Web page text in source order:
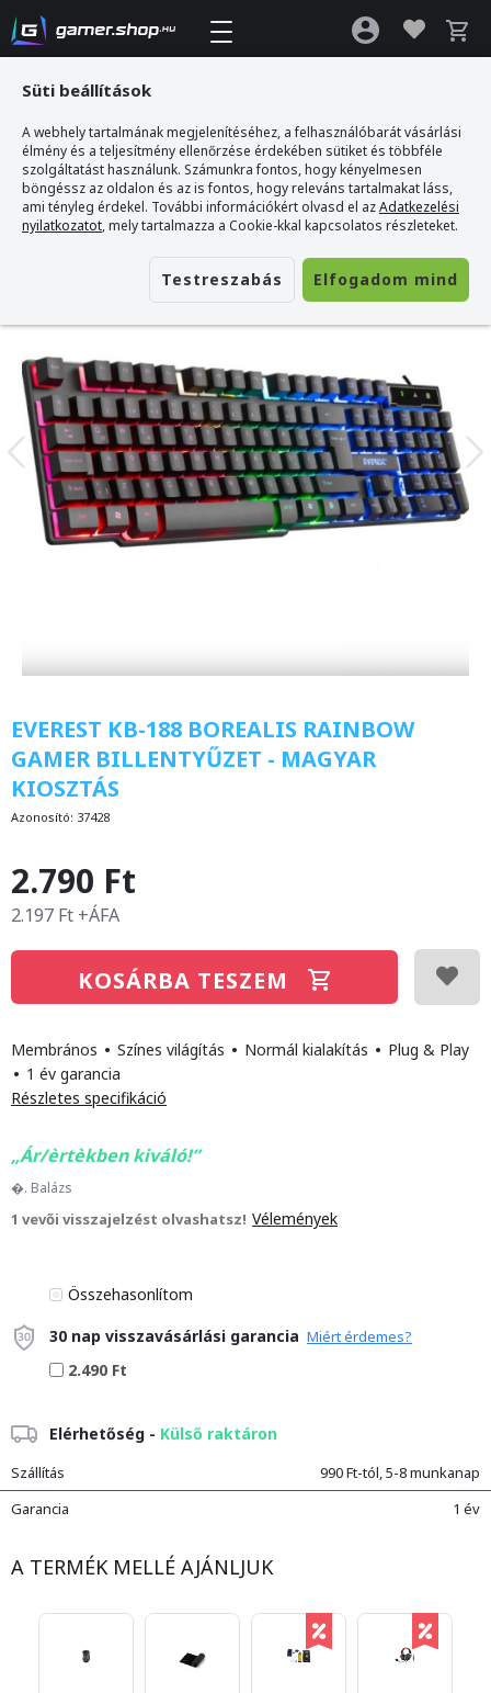
Gamer webshop >Everest KB-188 Borealis Rainbow Gamer Billentyűzet -
Magyar kiosztás
EVEREST KB-188 BOREALIS RAINBOW
GAMER BILLENTYŰZET - MAGYAR
KIOSZTÁS
Azonosító: 37428
2.790 Ft
2.197 Ft +ÁFA
KOSÁRBA TESZEM
Membrános • Színes világítás • Normál kialakítás • Plug & Play
• 1 év garancia
Részletes specifikáció
Ár/èrtèkben kiváló!
�. Balázs
1 vevői visszajelzést olvashatsz! Vélemények
Összehasonlítom
30 nap visszavásárlási garancia Miért érdemes?
2.490 Ft
Elérhetőség - Külső raktáron
Szállítás
990 Ft-tól, 5-8 munkanap
Garancia
1 év
A TERMÉK MELLÉ AJÁNLJUK
Süti beállítások
A webhely tartalmának megjelenítéséhez, a felhasználóbarát vásárlási
élmény és a teljesítmény ellenőrzése érdekében sütiket és többféle
szolgáltatást használunk. Számunkra fontos, hogy kényelmesen
böngéssz az oldalon és az is fontos, hogy releváns tartalmakat láss,
ami tényleg érdekel. További információkért olvasd el azAdatkezelési
nyilatkozatot, mely tartalmazza a Cookie-kkal kapcsolatos részleteket.
Testreszabás Elfogadom mind